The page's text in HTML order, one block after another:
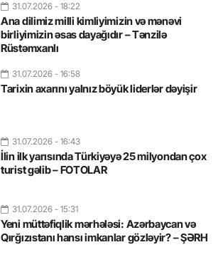
31.07.2026 - 18:22
Ana dilimiz milli kimliyimizin və mənəvi
birliyimizin əsas dayağıdır – Tənzilə
Rüstəmxanlı
31.07.2026 - 16:58
Tarixin axarını yalnız böyük liderlər dəyişir
31.07.2026 - 16:43
İlin ilk yarısında Türkiyəyə 25 milyondan çox
turist gəlib – FOTOLAR
31.07.2026 - 15:31
Yeni müttəfiqlik mərhələsi: Azərbaycan və
Qırğızıstanı hansı imkanlar gözləyir? – ŞƏRH